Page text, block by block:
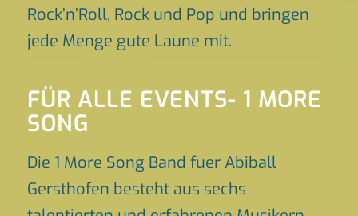
Rock’n’Roll, Rock und Pop und bringen
jede Menge gute Laune mit.
FÜR ALLE EVENTS- 1 MORE
SONG
Die 1 More Song Band fuer Abiball
Gersthofen besteht aus sechs